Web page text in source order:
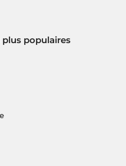
populaires